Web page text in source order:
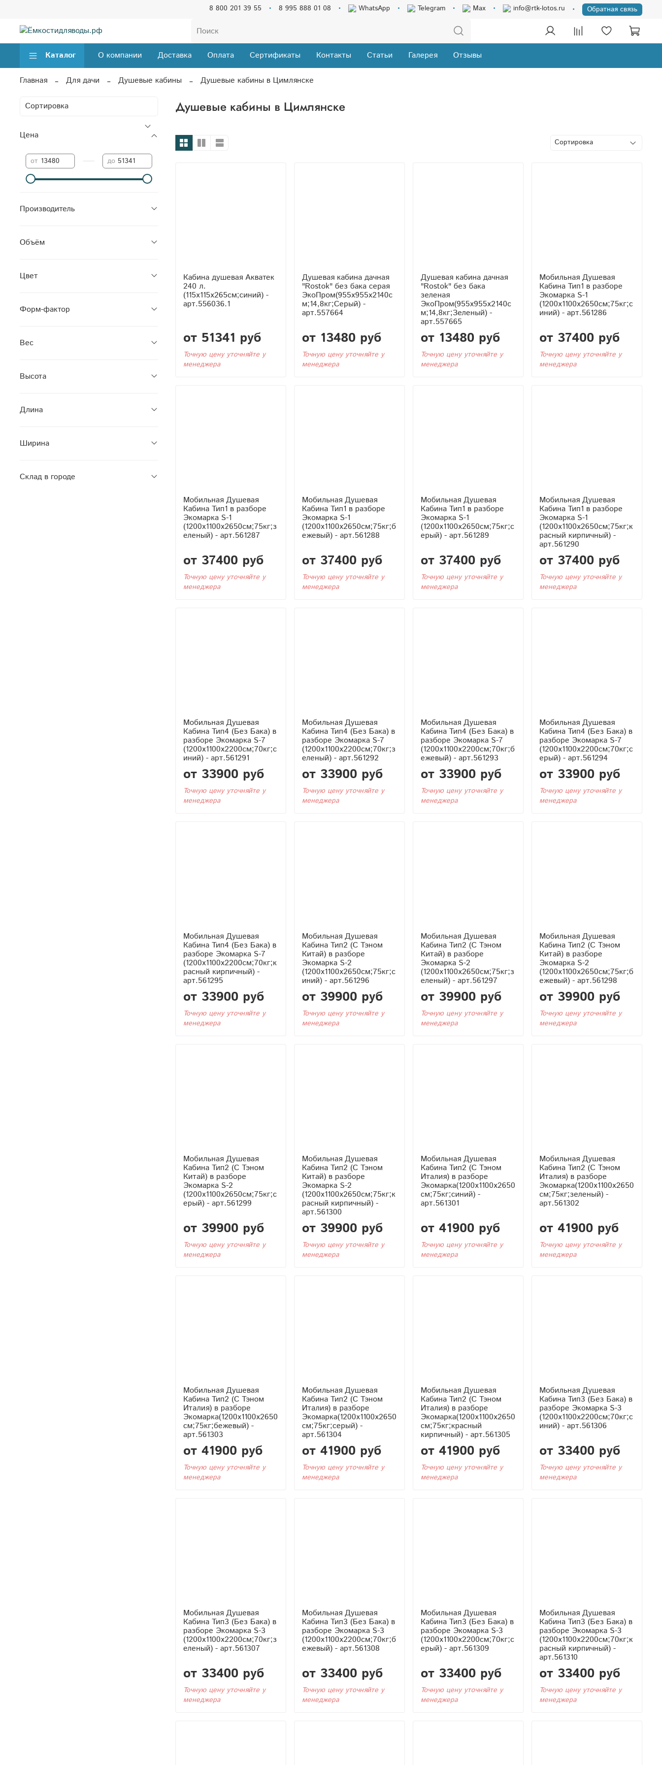
8 800 201 39 55 8 995 888 01 08 WhatsApp Telegram Max info@rtk-lotos.ru Обратная связь
Каталог О компании Доставка Оплата Сертификаты Контакты Статьи Галерея Отзывы
Главная Для дачи Душевые кабины Душевые кабины в Цимлянске
Душевые кабины в Цимлянске
Кабина душевая Акватек
240 л.
(115x115x265см;синий) -
арт.556036.1
от 51341 руб
Точную цену уточняйте у
менеджера
Душевая кабина дачная
"Rostok" без бака серая
ЭкоПром(955x955x2140с
м;14,8кг;Серый) -
арт.557664
от 13480 руб
Точную цену уточняйте у
менеджера
Душевая кабина дачная
"Rostok" без бака
зеленая
ЭкоПром(955x955x2140с
м;14,8кг;Зеленый) -
арт.557665
от 13480 руб
Точную цену уточняйте у
менеджера
Мобильная Душевая
Кабина Тип1 в разборе
Экомарка S-1
(1200x1100x2650см;75кг;с
иний) - арт.561286
от 37400 руб
Точную цену уточняйте у
менеджера
Мобильная Душевая
Кабина Тип1 в разборе
Экомарка S-1
(1200x1100x2650см;75кг;з
еленый) - арт.561287
от 37400 руб
Точную цену уточняйте у
менеджера
Мобильная Душевая
Кабина Тип1 в разборе
Экомарка S-1
(1200x1100x2650см;75кг;б
ежевый) - арт.561288
от 37400 руб
Точную цену уточняйте у
менеджера
Мобильная Душевая
Кабина Тип1 в разборе
Экомарка S-1
(1200x1100x2650см;75кг;с
ерый) - арт.561289
от 37400 руб
Точную цену уточняйте у
менеджера
Мобильная Душевая
Кабина Тип1 в разборе
Экомарка S-1
(1200x1100x2650см;75кг;к
расный кирпичный) -
арт.561290
от 37400 руб
Точную цену уточняйте у
менеджера
Мобильная Душевая
Кабина Тип4 (Без Бака) в
разборе Экомарка S-7
(1200x1100x2200см;70кг;с
иний) - арт.561291
от 33900 руб
Точную цену уточняйте у
менеджера
Мобильная Душевая
Кабина Тип4 (Без Бака) в
разборе Экомарка S-7
(1200x1100x2200см;70кг;з
еленый) - арт.561292
от 33900 руб
Точную цену уточняйте у
менеджера
Мобильная Душевая
Кабина Тип4 (Без Бака) в
разборе Экомарка S-7
(1200x1100x2200см;70кг;б
ежевый) - арт.561293
от 33900 руб
Точную цену уточняйте у
менеджера
Мобильная Душевая
Кабина Тип4 (Без Бака) в
разборе Экомарка S-7
(1200x1100x2200см;70кг;с
ерый) - арт.561294
от 33900 руб
Точную цену уточняйте у
менеджера
Мобильная Душевая
Кабина Тип4 (Без Бака) в
разборе Экомарка S-7
(1200x1100x2200см;70кг;к
расный кирпичный) -
арт.561295
от 33900 руб
Точную цену уточняйте у
менеджера
Мобильная Душевая
Кабина Тип2 (С Тэном
Китай) в разборе
Экомарка S-2
(1200x1100x2650см;75кг;с
иний) - арт.561296
от 39900 руб
Точную цену уточняйте у
менеджера
Мобильная Душевая
Кабина Тип2 (С Тэном
Китай) в разборе
Экомарка S-2
(1200x1100x2650см;75кг;з
еленый) - арт.561297
от 39900 руб
Точную цену уточняйте у
менеджера
Мобильная Душевая
Кабина Тип2 (С Тэном
Китай) в разборе
Экомарка S-2
(1200x1100x2650см;75кг;б
ежевый) - арт.561298
от 39900 руб
Точную цену уточняйте у
менеджера
Мобильная Душевая
Кабина Тип2 (С Тэном
Китай) в разборе
Экомарка S-2
(1200x1100x2650см;75кг;с
ерый) - арт.561299
от 39900 руб
Точную цену уточняйте у
менеджера
Мобильная Душевая
Кабина Тип2 (С Тэном
Китай) в разборе
Экомарка S-2
(1200x1100x2650см;75кг;к
расный кирпичный) -
арт.561300
от 39900 руб
Точную цену уточняйте у
менеджера
Мобильная Душевая
Кабина Тип2 (С Тэном
Италия) в разборе
Экомарка(1200x1100x2650
см;75кг;синий) -
арт.561301
от 41900 руб
Точную цену уточняйте у
менеджера
Мобильная Душевая
Кабина Тип2 (С Тэном
Италия) в разборе
Экомарка(1200x1100x2650
см;75кг;зеленый) -
арт.561302
от 41900 руб
Точную цену уточняйте у
менеджера
Мобильная Душевая
Кабина Тип2 (С Тэном
Италия) в разборе
Экомарка(1200x1100x2650
см;75кг;бежевый) -
арт.561303
от 41900 руб
Точную цену уточняйте у
менеджера
Мобильная Душевая
Кабина Тип2 (С Тэном
Италия) в разборе
Экомарка(1200x1100x2650
см;75кг;серый) -
арт.561304
от 41900 руб
Точную цену уточняйте у
менеджера
Мобильная Душевая
Кабина Тип2 (С Тэном
Италия) в разборе
Экомарка(1200x1100x2650
см;75кг;красный
кирпичный) - арт.561305
от 41900 руб
Точную цену уточняйте у
менеджера
Мобильная Душевая
Кабина Тип3 (Без Бака) в
разборе Экомарка S-3
(1200x1100x2200см;70кг;с
иний) - арт.561306
от 33400 руб
Точную цену уточняйте у
менеджера
Мобильная Душевая
Кабина Тип3 (Без Бака) в
разборе Экомарка S-3
(1200x1100x2200см;70кг;з
еленый) - арт.561307
от 33400 руб
Точную цену уточняйте у
менеджера
Мобильная Душевая
Кабина Тип3 (Без Бака) в
разборе Экомарка S-3
(1200x1100x2200см;70кг;б
ежевый) - арт.561308
от 33400 руб
Точную цену уточняйте у
менеджера
Мобильная Душевая
Кабина Тип3 (Без Бака) в
разборе Экомарка S-3
(1200x1100x2200см;70кг;с
ерый) - арт.561309
от 33400 руб
Точную цену уточняйте у
менеджера
Мобильная Душевая
Кабина Тип3 (Без Бака) в
разборе Экомарка S-3
(1200x1100x2200см;70кг;к
расный кирпичный) -
арт.561310
от 33400 руб
Точную цену уточняйте у
менеджера
Цена
от до
Производитель
Объём
Цвет
Форм-фактор
Вес
Высота
Длина
Ширина
Склад в городе